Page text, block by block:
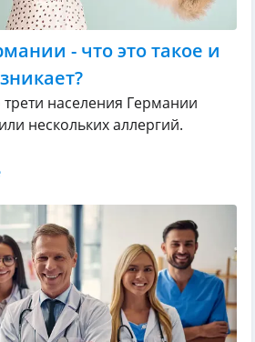
- что это такое и
населения Германии
нескольких аллергий.